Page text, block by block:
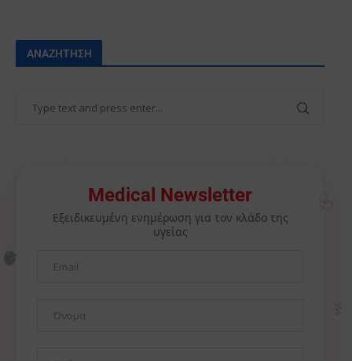
ΑΝΑΖΉΤΗΣΗ
Medical Newsletter
Εξειδικευμένη ενημέρωση για τον κλάδο της
υγείας